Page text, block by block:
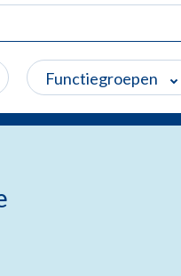
Functiegroepen